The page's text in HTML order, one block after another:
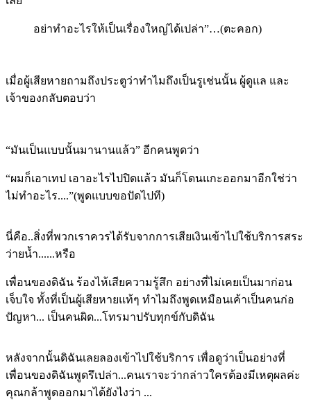
อย่าทำอะไรให้เป็นเรื่องใหญ่ได้เปล่า”…(ตะคอก)
เมื่อผู้เสียหายถามถึงประตูว่าทำไมถึงเป็นรูเช่นนั้น ผู้ดูแล และ
เจ้าของกลับตอบว่า
“มันเป็นแบบนั้นมานานแล้ว” อีกคนพูดว่า
“ผมก็เอาเทป เอาอะไรไปปิดแล้ว มันก็โดนแกะออกมาอีกใช่ว่า
ไม่ทำอะไร....”(พูดแบบขอปัดไปที)
นี่คือ..สิ่งที่พวกเราควรได้รับจากการเสียเงินเข้าไปใช้บริการสระ
ว่ายน้ำ......หรือ
เพื่อนของดิฉัน ร้องไห้เสียความรู้สึก อย่างที่ไม่เคยเป็นมาก่อน
เจ็บใจ ทั้งที่เป็นผู้เสียหายแท้ๆ ทำไมถึงพูดเหมือนเค้าเป็นคนก่อ
ปัญหา... เป็นคนผิด...โทรมาปรับทุกข์กับดิฉัน
หลังจากนั้นดิฉันเลยลองเข้าไปใช้บริการ เพื่อดูว่าเป็นอย่างที่
เพื่อนของดิฉันพูดรึเปล่า...คนเราจะว่ากล่าวใครต้องมีเหตุผลค่ะ
คุณกล้าพูดออกมาได้ยังไงว่า ...